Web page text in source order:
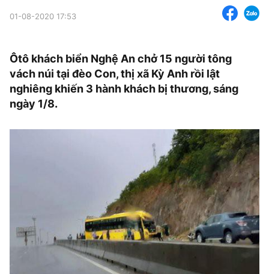
01-08-2020 17:53
Ôtô khách biển Nghệ An chở 15 người tông
vách núi tại đèo Con, thị xã Kỳ Anh rồi lật
nghiêng khiến 3 hành khách bị thương, sáng
ngày 1/8.